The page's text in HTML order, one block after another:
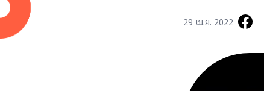
29 เม.ย. 2022